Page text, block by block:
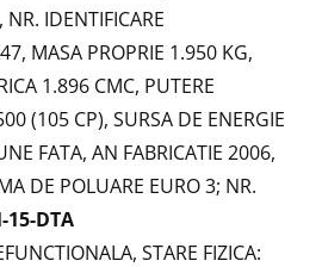
IDENTIFICARE
MASA PROPRIE 1.950 KG,
1.896 CMC, PUTERE
(105 CP), SURSA DE ENERGIE
FATA, AN FABRICATIE 2006,
DE POLUARE EURO 3; NR.
15-DTA
STARE FIZICA: